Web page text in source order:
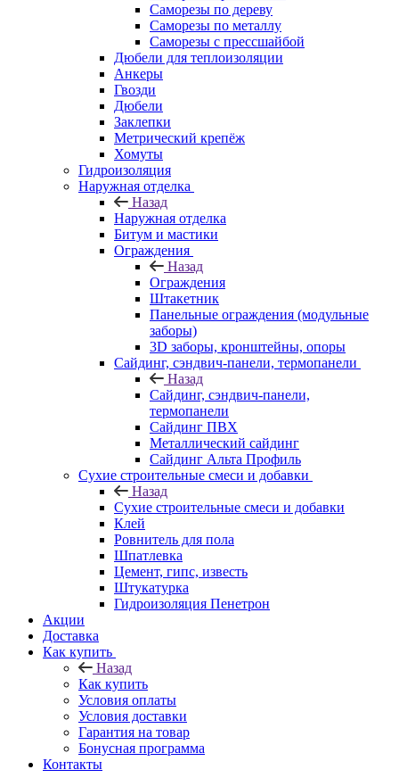
Саморезы по дереву
Саморезы по металлу
Саморезы с прессшайбой
Дюбели для теплоизоляции
Анкеры
Гвозди
Дюбели
Заклепки
Метрический крепёж
Хомуты
Гидроизоляция
Наружная отделка
Назад
Наружная отделка
Битум и мастики
Ограждения
Назад
Ограждения
Штакетник
Панельные ограждения (модульные
заборы)
3D заборы, кронштейны, опоры
Cайдинг, сэндвич-панели, термопанели
Назад
Cайдинг, сэндвич-панели,
термопанели
Сайдинг ПВХ
Металлический сайдинг
Сайдинг Альта Профиль
Сухие строительные смеси и добавки
Назад
Сухие строительные смеси и добавки
Клей
Ровнитель для пола
Шпатлевка
Цемент, гипс, известь
Штукатурка
Гидроизоляция Пенетрон
Акции
Доставка
Как купить
Назад
Как купить
Условия оплаты
Условия доставки
Гарантия на товар
Бонусная программа
Контакты